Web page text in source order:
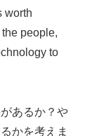
worth
people,
to
あるか？や
かを考えま